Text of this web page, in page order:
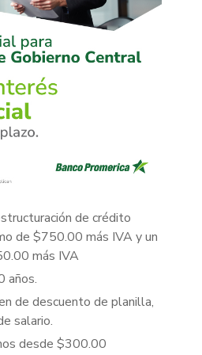
de crédito
de $750.00 más IVA y un
más IVA
años.
de descuento de planilla,
salario.
desde $300.00